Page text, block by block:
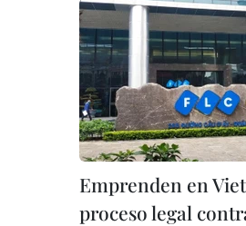
Emprenden en
proceso legal